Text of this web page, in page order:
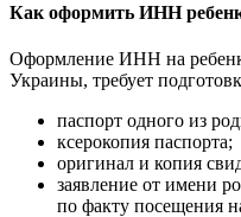
Как оформить ИНН
Оформление ИНН на
Украины, требует
паспорт одного из
ксерокопия паспорта;
оригинал и копия
заявление от имени
по факту посещения